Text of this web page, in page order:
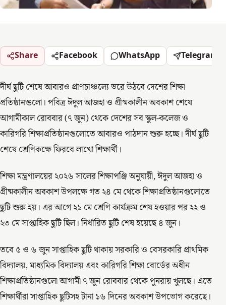
Share Facebook WhatsApp Telegram
দীর্ঘ ছুটি শেষে আবারও প্রাণচাঞ্চল্যে ভরে উঠবে দেশের শিক্ষা
প্রতিষ্ঠানগুলো। পবিত্র ঈদুল আজহা ও গ্রীষ্মকালীন অবকাশ শেষে
আগামীকাল রোববার (৭ জুন) থেকে দেশের সব স্কুল-কলেজ ও
কারিগরি শিক্ষাপ্রতিষ্ঠানগুলোতে আবারও পাঠদান শুরু হচ্ছে। দীর্ঘ ছুটি
শেষে শ্রেণিকক্ষে ফিরবে লাখো শিক্ষার্থী।
শিক্ষা মন্ত্রণালয়ের ২০২৬ সালের শিক্ষাপঞ্জি অনুযায়ী, ঈদুল আজহা ও
গ্রীষ্মকালীন অবকাশ উপলক্ষে গত ২৪ মে থেকে শিক্ষাপ্রতিষ্ঠানগুলোতে
ছুটি শুরু হয়। এর আগে ২১ মে শ্রেণি কার্যক্রম শেষ হওয়ার পর ২২ ও
২৩ মে সাপ্তাহিক ছুটি ছিল। নির্ধারিত ছুটি শেষ হয়েছে ৪ জুন।
তবে ৫ ও ৬ জুন সাপ্তাহিক ছুটি থাকায় সরকারি ও বেসরকারি প্রাথমিক
বিদ্যালয়, মাধ্যমিক বিদ্যালয় এবং কারিগরি শিক্ষা বোর্ডের অধীন
শিক্ষাপ্রতিষ্ঠানগুলো আগামী ৭ জুন রোববার থেকে পুনরায় খুলছে। এতে
শিক্ষার্থীরা সাপ্তাহিক ছুটিসহ টানা ১৬ দিনের অবকাশ উপভোগ করেছে।